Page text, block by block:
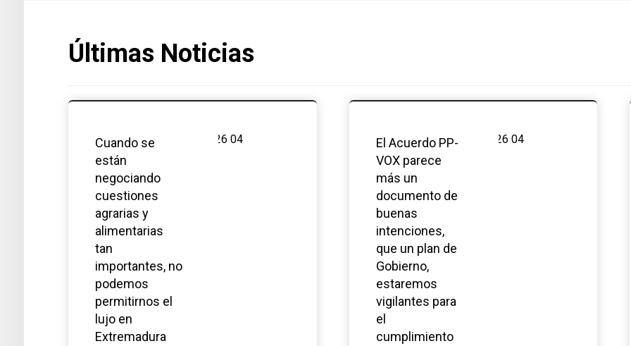
Últimas Noticias
Cuando se
están
negociando
cuestiones
agrarias y
alimentarias
tan
importantes, no
podemos
permitirnos el
lujo en
Extremadura
El Acuerdo PP-
VOX parece
más un
documento de
buenas
intenciones,
que un plan de
Gobierno,
estaremos
vigilantes para
el
cumplimiento